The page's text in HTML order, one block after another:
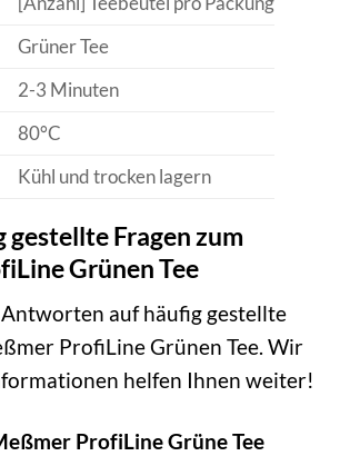
Grüner Tee
2-3 Minuten
80°C
Kühl und trocken lagern
gestellte Fragen zum
Grünen Tee
auf häufig gestellte
ProfiLine Grünen Tee. Wir
helfen Ihnen weiter!
ProfiLine Grüne Tee